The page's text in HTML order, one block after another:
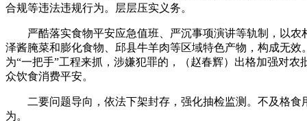
合规等违法违规行为。层层压实义务。
严酷落实食物平安应急值班、严沉事项演讲等轨制，以农
泽酱腌菜和膨化食物、邱县牛羊肉等区域特色产物，构成无
为“一把手”工程来抓，涉嫌犯罪的，（赵春辉）出格加强对
众饮食消费平安。
二要问题导向，依法下架封存，强化抽检监测。不及格食
为。